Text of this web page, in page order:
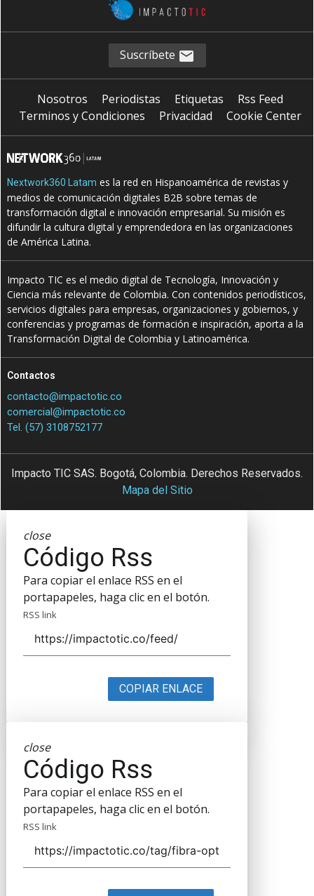
Suscríbete
Nosotros Periodistas Etiquetas
Rss Feed
Terminos y Condiciones
Privacidad Cookie Center
Nextwork360 Latam es la red en Hispanoamérica de revistas y
medios de comunicación digitales B2B sobre temas de
transformación digital e innovación empresarial. Su misión es
difundir la cultura digital y emprendedora en las organizaciones
de América Latina.
Impacto TIC es el medio digital de Tecnología, Innovación y
Ciencia más relevante de Colombia. Con contenidos periodísticos,
servicios digitales para empresas, organizaciones y gobiernos, y
conferencias y programas de formación e inspiración, aporta a la
Transformación Digital de Colombia y Latinoamérica.
Contactos
contacto@impactotic.co
comercial@impactotic.co
Tel. (57) 3108752177
Impacto TIC SAS. Bogotá, Colombia. Derechos Reservados.
Mapa del Sitio
close
Código Rss
Para copiar el enlace RSS en el
portapapeles, haga clic en el botón.
RSS link
COPIAR ENLACE
close
Código Rss
Para copiar el enlace RSS en el
portapapeles, haga clic en el botón.
RSS link